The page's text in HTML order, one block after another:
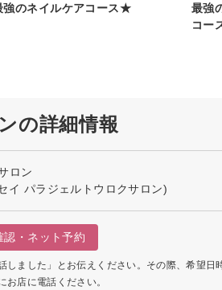
強のネイルケアコース★
最強
コー
の詳細情報
ロン
イ パラジェルトウロクサロン)
認・ネット予約
ました」とお伝えください。その際、希望日
店に電話ください。